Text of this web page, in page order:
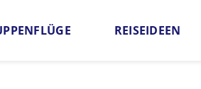
REISEIDEEN